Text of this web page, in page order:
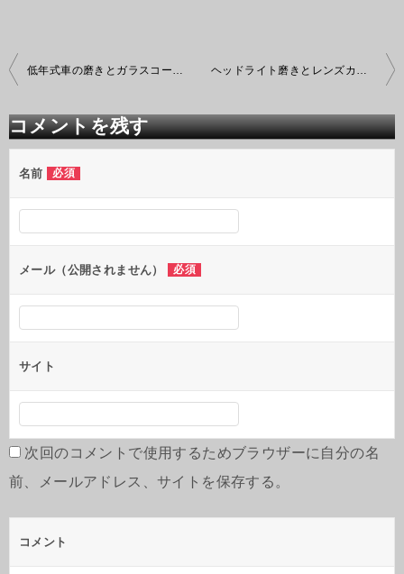
投
稿
ビ
ゲ
ー
シ
ン
低年式車の磨きとガラスコーティング ヘッドライト磨きとレンズカバー保護コーティング
コメントを残す
名前 必須
メール（公開されません） 必須
サイト
次回のコメントで使用するためブラウザーに自分の名
前、メールアドレス、サイトを保存する。
コメント